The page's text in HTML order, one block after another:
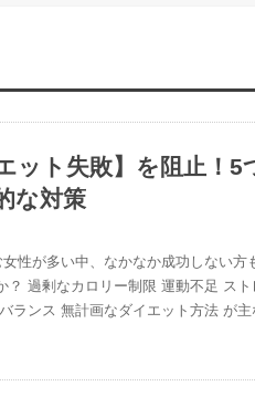
ット失敗】を阻止！5
な対策
性が多い中、なかなか成功しない方
？ 過剰なカロリー制限 運動不足 スト
ランス 無計画なダイエット方法 が主